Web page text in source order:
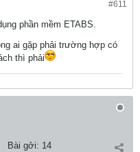
#611
phần mềm ETABS.
ai gặp phải trường hợp có
thì phải
Bài gởi: 14